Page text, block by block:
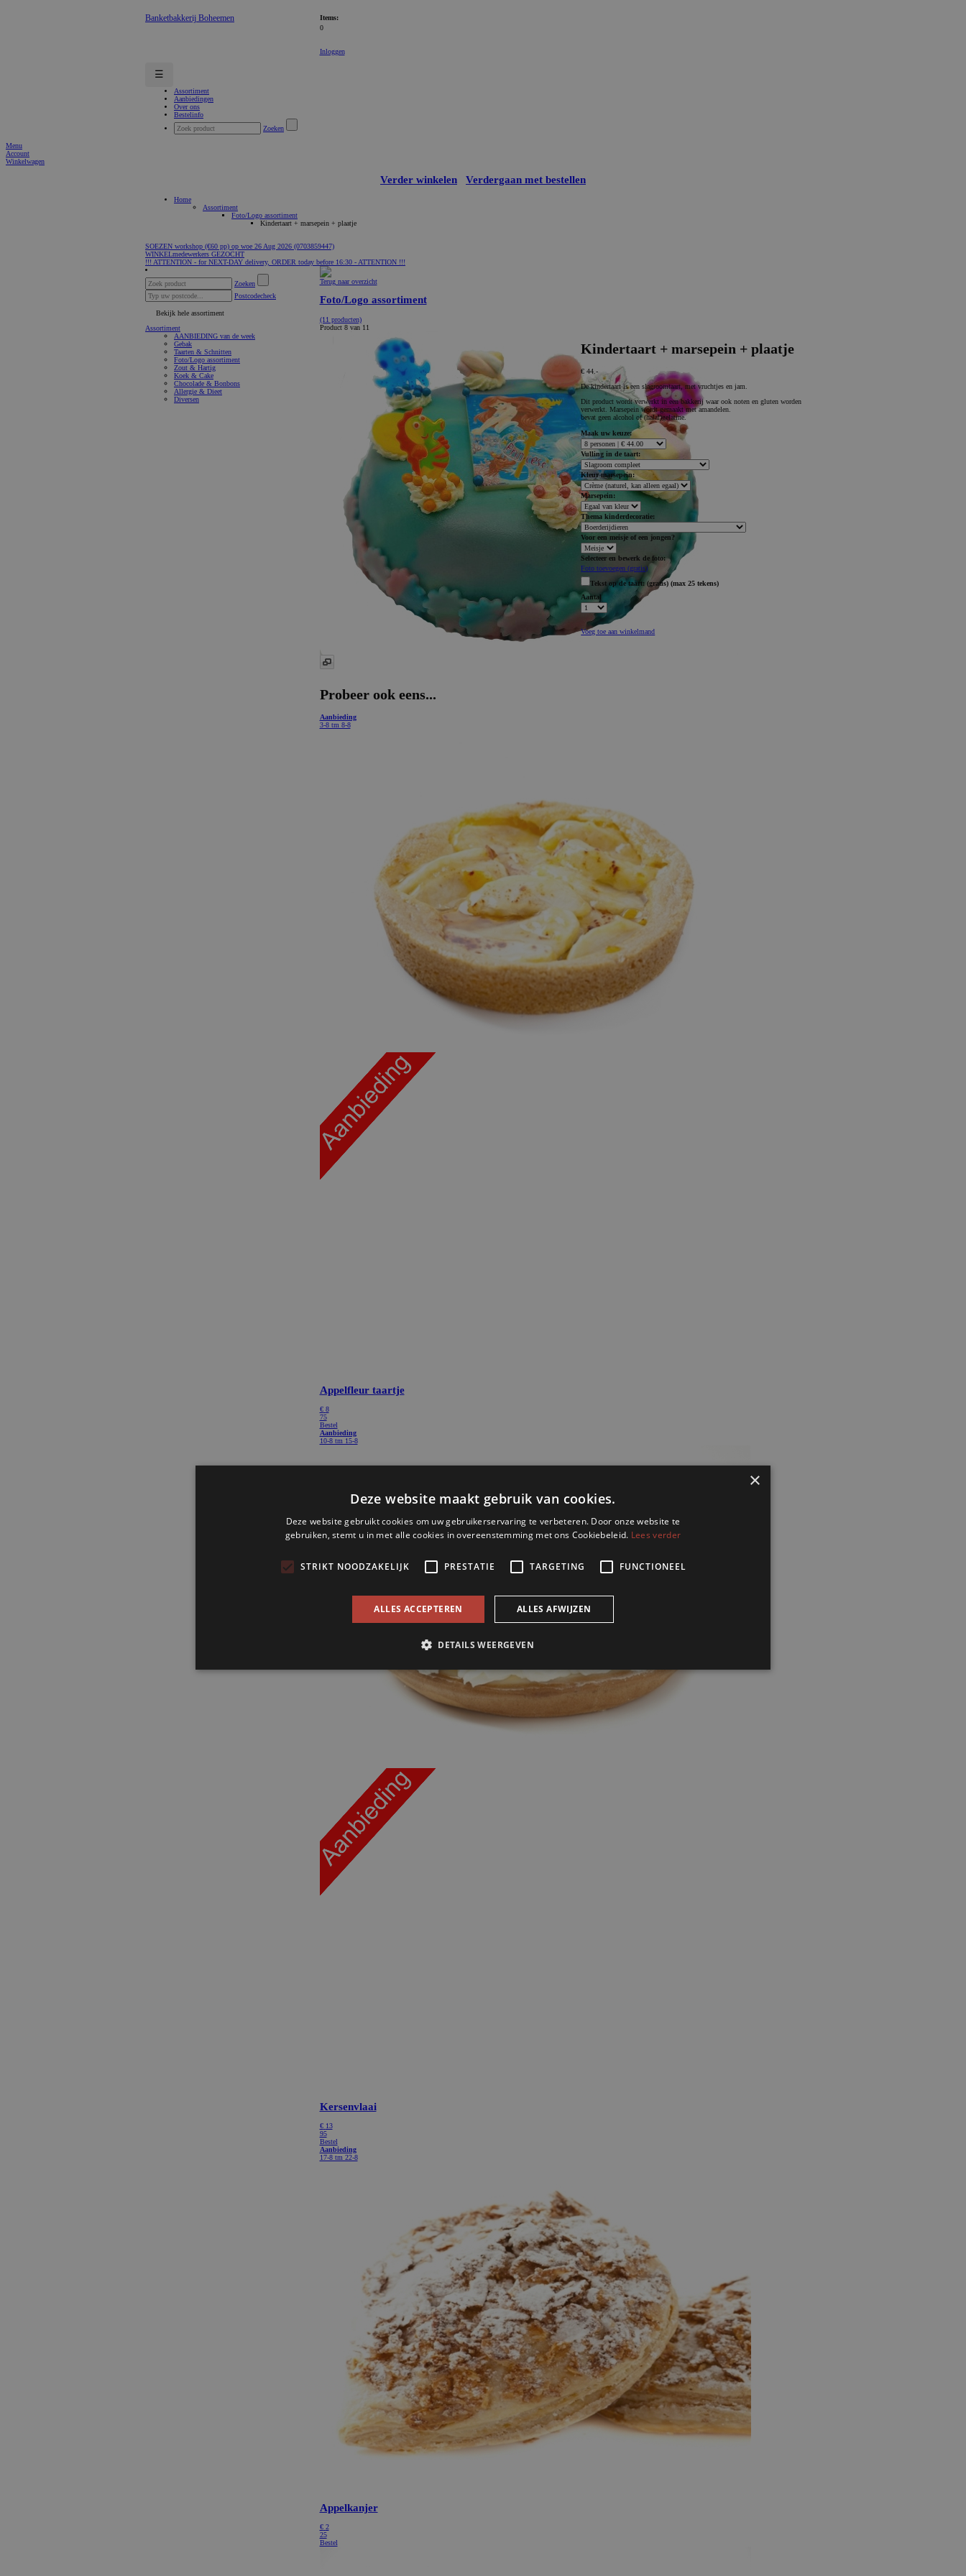
Banketbakkerij Boheemen
Items:
0
Inloggen
☰
Assortiment
Aanbiedingen
Over ons
Bestelinfo
Zoeken
Menu
Account
Winkelwagen
Verder winkelen Verdergaan met bestellen
Home
Assortiment
Foto/Logo assortiment
Kindertaart + marsepein + plaatje
SOEZEN workshop (€60 pp) op woe 26 Aug 2026 (0703859447)
WINKELmedewerkers GEZOCHT
!!! ATTENTION - for NEXT-DAY delivery, ORDER today before 16:30 - ATTENTION !!!
Zoeken
Postcodecheck
Bekijk hele assortiment
Assortiment
AANBIEDING van de week
Gebak
Taarten & Schnitten
Foto/Logo assortiment
Zout & Hartig
Koek & Cake
Chocolade & Bonbons
Allergie & Dieet
Diversen
Terug naar overzicht
Foto/Logo assortiment
(11 producten)
Product 8 van 11
Kindertaart + marsepein + plaatje
€ 44.-
De kindertaart is een slagroomtaart, met vruchtjes en jam.
Dit product wordt verwerkt in een bakkerij waar ook noten en gluten worden
verwerkt. Marsepein wordt gemaakt met amandelen.
bevat geen alcohol of (halal)gelatine.
Maak uw keuze:
Vulling in de taart:
Kleur marsepein:
Marsepein:
Thema kinderdecoratie:
Voor een meisje of een jongen?
Selecteer en bewerk de foto:
Foto toevoegen(gratis)
Tekst op de taart:(gratis) (max 25 tekens)
Aantal
Voeg toe aan winkelmand
Probeer ook eens...
Aanbieding
3-8 tm 8-8
Appelfleur taartje
€ 8
75
Bestel
Aanbieding
10-8 tm 15-8
Kersenvlaai
€ 13
95
Bestel
Aanbieding
17-8 tm 22-8
Appelkanjer
€ 2
25
Bestel